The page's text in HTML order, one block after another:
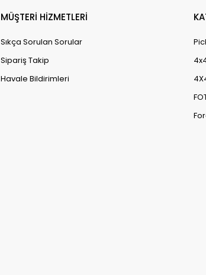
MÜŞTERİ HİZMETLERİ
Sıkça Sorulan Sorular
Sipariş Takip
Havale Bildirimleri